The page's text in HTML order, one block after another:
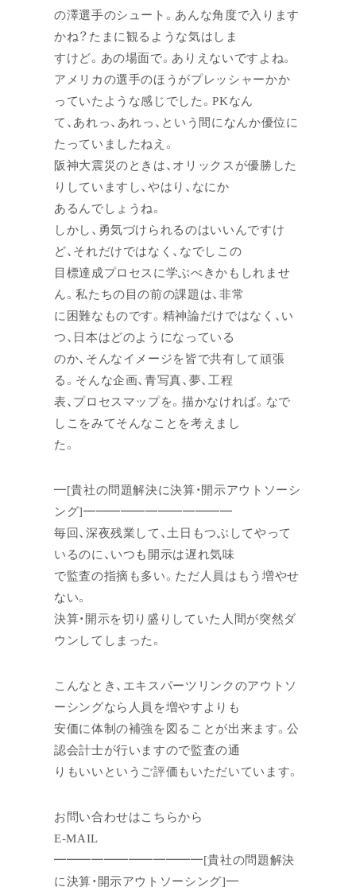
の澤選手のシュート。あんな角度で入ります
かね？たまに観るような気はしま
すけど。あの場面で。ありえないですよね。
アメリカの選手のほうがプレッシャーかか
っていたような感じでした。PKなん
て、あれっ、あれっ、という間になんか優位に
たっていましたねえ。
阪神大震災のときは、オリックスが優勝した
りしていますし、やはり、なにか
あるんでしょうね。
しかし、勇気づけられるのはいいんですけ
ど、それだけではなく、なでしこの
目標達成プロセスに学ぶべきかもしれませ
ん。私たちの目の前の課題は、非常
に困難なものです。精神論だけではなく、い
つ、日本はどのようになっている
のか、そんなイメージを皆で共有して頑張
る。そんな企画、青写真、夢、工程
表、プロセスマップを。描かなければ。なで
しこをみてそんなことを考えまし
た。
━[貴社の問題解決に決算・開示アウトソーシ
ング]━━━━━━━━━━━━
毎回、深夜残業して、土日もつぶしてやって
いるのに、いつも開示は遅れ気味
で監査の指摘も多い。ただ人員はもう増やせ
ない。
決算・開示を切り盛りしていた人間が突然ダ
ウンしてしまった。
こんなとき、エキスパーツリンクのアウトソ
ーシングなら人員を増やすよりも
安価に体制の補強を図ることが出来ます。公
認会計士が行いますので監査の通
りもいいというご評価もいただいています。
お問い合わせはこちらから
E-MAIL
━━━━━━━━━━━━[貴社の問題解決
に決算・開示アウトソーシング]━